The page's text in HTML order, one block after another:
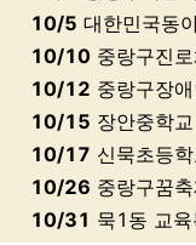
10/5 대한민국동
10/10 중랑구진
10/12 중랑구장
10/15 장안중학
10/17 신묵초등
10/26 중랑구꿈
10/31 묵1동 교